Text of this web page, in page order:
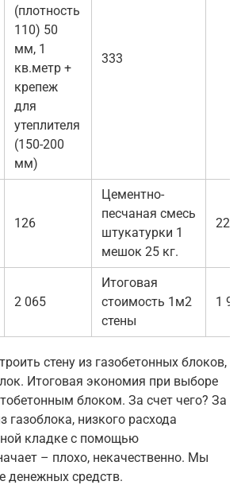
(плотность
110) 50
мм, 1
кв.метр +
крепеж
для
утеплителя
(150-200
мм)
333
126
Цементно-
песчаная смесь
штукатурки 1
мешок 25 кг.
222
2 065
Итоговая
стоимость 1м2
стены
1 978
стену из газобетонных блоков,
Итоговая экономия при выборе
блоком. За счет чего? За
газоблока, низкого расхода
кладке с помощью
– плохо, некачественно. Мы
денежных средств.